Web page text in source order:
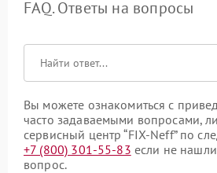
FAQ. Ответы на вопросы
Вы можете ознакомиться с
часто задаваемыми вопросами,
сервисный центр “FIX-Neff” по
+7 (800) 301-55-83 если не
вопрос.